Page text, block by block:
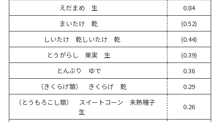
えだまめ 生
0.84
まいたけ 乾
(0.52)
しいたけ 乾しいたけ 乾
(0.44)
とうがらし 果実 生
(0.39)
とんぶり ゆで
0.36
（きくらげ類） きくらげ 乾
0.29
（とうもろこし類） スイートコーン 未熟種子
生
0.26